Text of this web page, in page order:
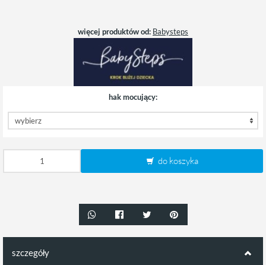
więcej produktów od: Babysteps
hak mocujący:
do koszyka
szczegóły